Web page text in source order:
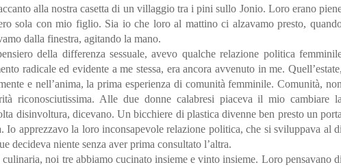
alla nostra casetta di un villaggio tra i pini sullo Jonio. Loro erano
sola con mio figlio. Sia io che loro al mattino ci alzavamo presto,
dalla finestra, agitando la mano.
della differenza sessuale, avevo qualche relazione politica
radicale ed evidente a me stessa, era ancora avvenuto in me. Quell’estate,
e nell’anima, la prima esperienza di comunità femminile. Comunità, non
riconosciutissima. Alle due donne calabresi piaceva il mio cambiare la
disinvoltura, dicevano. Un bicchiere di plastica divenne ben presto un porta
Io apprezzavo la loro inconsapevole relazione politica, che si sviluppava al di
decideva niente senza aver prima consultato l’altra.
noi tre abbiamo cucinato insieme e vinto insieme. Loro pensavano di